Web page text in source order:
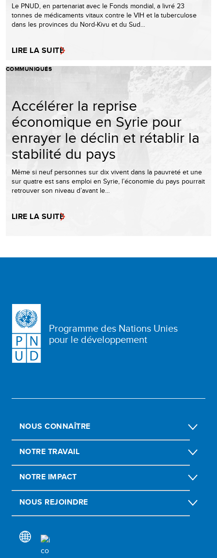
Le PNUD, en partenariat avec le Fonds mondial, a livré 23
tonnes de médicaments vitaux contre le VIH et la tuberculose
dans les provinces du Nord-Kivu et du Sud…
LIRE LA SUITE
COMMUNIQUÉS
Accélérer la reprise
économique en Syrie pour
enrayer le déclin et rétablir la
stabilité du pays
Même si neuf personnes sur dix vivent dans la pauvreté et une
sur quatre est sans emploi en Syrie, l’économie du pays pourrait
retrouver son niveau d’avant le…
LIRE LA SUITE
Programme des Nations Unies
pour le développement
NOUS CONNAÎTRE
NOTRE TRAVAIL
NOTRE IMPACT
NOUS REJOINDRE